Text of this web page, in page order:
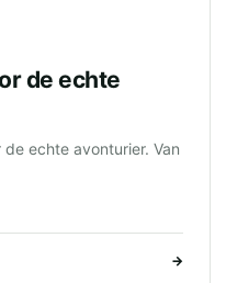
de echte
echte avonturier. Van
→